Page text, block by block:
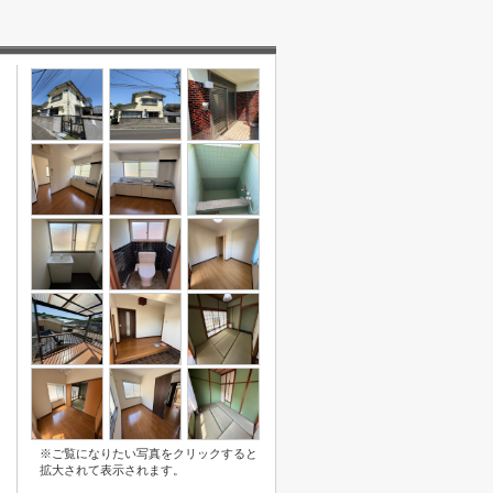
※ご覧になりたい写真をクリックすると
拡大されて表示されます。